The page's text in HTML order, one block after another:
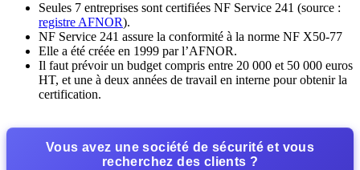
Seules 7 entreprises sont certifiées NF Service 241 (source :
registre AFNOR).
NF Service 241 assure la conformité à la norme NF X50-77
Elle a été créée en 1999 par l’AFNOR.
Il faut prévoir un budget compris entre 20 000 et 50 000 euros
HT, et une à deux années de travail en interne pour obtenir la
certification.
Vous avez une société de sécurité et vous
recherchez des clients ?